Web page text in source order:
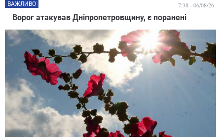
Ворог атакував Дніпропетровщину, є поранені
ВАЖЛИВО 7:38 - 06/08/26